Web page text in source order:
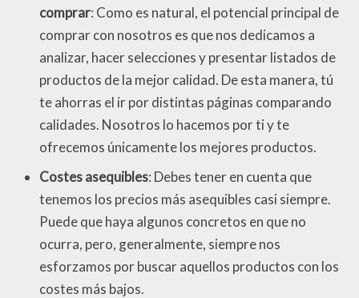
comprar: Como es natural, el potencial principal de
comprar con nosotros es que nos dedicamos a
analizar, hacer selecciones y presentar listados de
productos de la mejor calidad. De esta manera, tú
te ahorras el ir por distintas páginas comparando
calidades. Nosotros lo hacemos por ti y te
ofrecemos únicamente los mejores productos.
Costes asequibles: Debes tener en cuenta que
tenemos los precios más asequibles casi siempre.
Puede que haya algunos concretos en que no
ocurra, pero, generalmente, siempre nos
esforzamos por buscar aquellos productos con los
costes más bajos.